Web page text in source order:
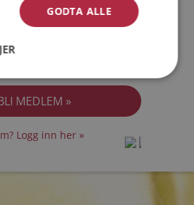
Logg inn her »
GODTA ALLE